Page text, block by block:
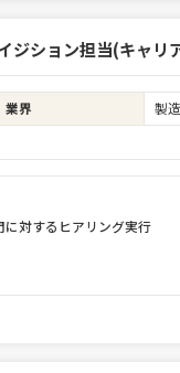
ジション担当(キャリ
業界
製造
に対するヒアリング実行